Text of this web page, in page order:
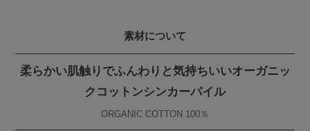
素材について
柔らかい肌触りでふんわりと気持ちいいオーガニッ
クコットンシンカーパイル
ORGANIC COTTON 100％